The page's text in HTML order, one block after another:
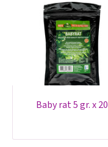
baby rat 5 gr. x 20